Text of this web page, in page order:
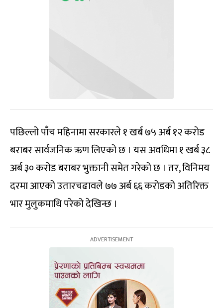
पछिल्लो पाँच महिनामा सरकारले १ खर्ब ७५ अर्ब १२ करोड
बराबर सार्वजनिक ऋण लिएको छ । यस अवधिमा १ खर्ब ३८
अर्ब ३० करोड बराबर भुक्तानी समेत गरेको छ । तर, विनिमय
दरमा आएको उतारचढावले ७७ अर्ब ६६ करोडको अतिरिक्त
भार मुलुकमाथि परेको देखिन्छ ।